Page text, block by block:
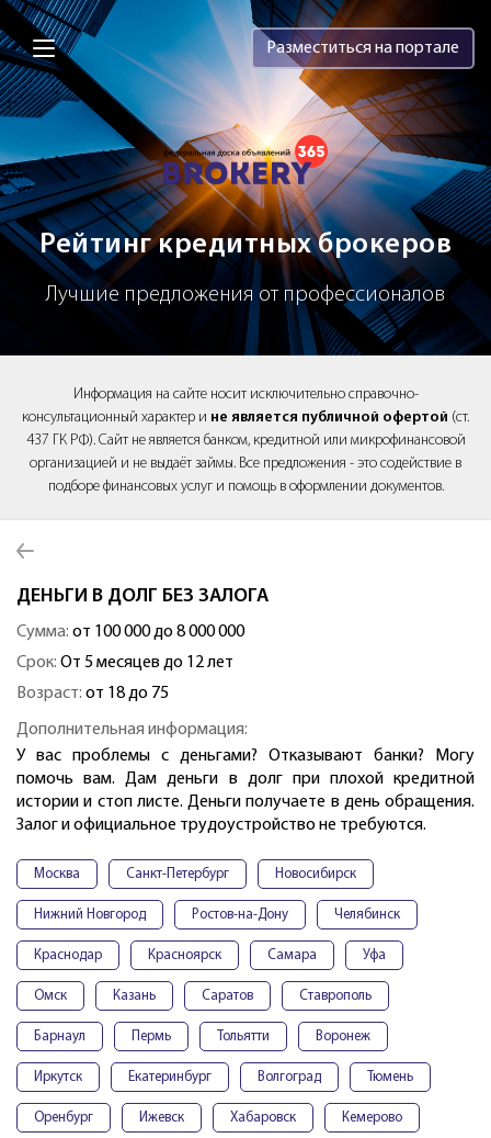
Brokery365 - Рейтинг кредитных
Разместиться на портале
Рейтинг кредитных брокеров
Лучшие предложения от профессионалов
Информация на сайте носит исключительно справочно-
консультационный характер и не является публичной офертой (ст.
437 ГК РФ). Сайт не является банком, кредитной или микрофинансовой
организацией и не выдаёт займы. Все предложения - это содействие в
подборе финансовых услуг и помощь в оформлении документов.
ДЕНЬГИ В ДОЛГ БЕЗ ЗАЛОГА
Сумма: от 100 000 до 8 000 000
Срок: От 5 месяцев до 12 лет
Возраст: от 18 до 75
Дополнительная информация:
У вас проблемы с деньгами? Отказывают банки? Могу
помочь вам. Дам деньги в долг при плохой кредитной
истории и стоп листе. Деньги получаете в день обращения.
Залог и официальное трудоустройство не требуются.
Москва Санкт-Петербург Новосибирск
Нижний Новгород Ростов-на-Дону Челябинск
Краснодар Красноярск Самара Уфа
Омск Казань Саратов Ставрополь
Барнаул Пермь Тольятти Воронеж
Иркутск Екатеринбург Волгоград Тюмень
Оренбург Ижевск Хабаровск Кемерово